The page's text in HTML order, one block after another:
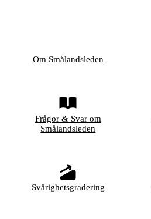
Om Smålandsleden
Frågor & Svar om
Smålandsleden
Svårighetsgradering